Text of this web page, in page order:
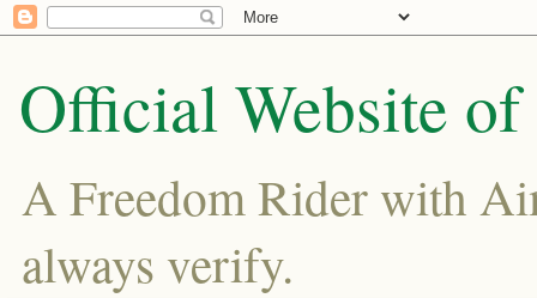
Official Website
A Freedom Rider with
always verify.